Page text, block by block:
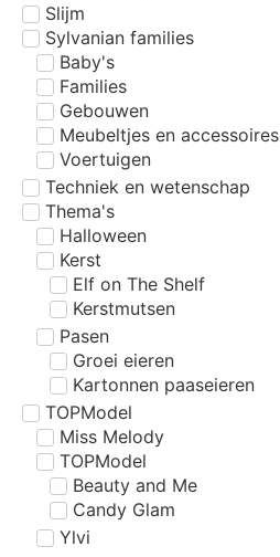
Slijm
Sylvanian families
Baby's
Families
Gebouwen
Meubeltjes en accessoires
Voertuigen
Techniek en wetenschap
Thema's
Halloween
Kerst
Elf on The Shelf
Kerstmutsen
Pasen
Groei eieren
Kartonnen paaseieren
TOPModel
Miss Melody
TOPModel
Beauty and Me
Candy Glam
Ylvi